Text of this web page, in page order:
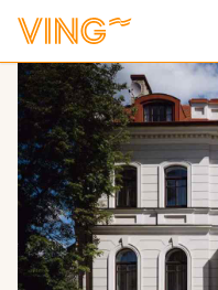
Vis bilder